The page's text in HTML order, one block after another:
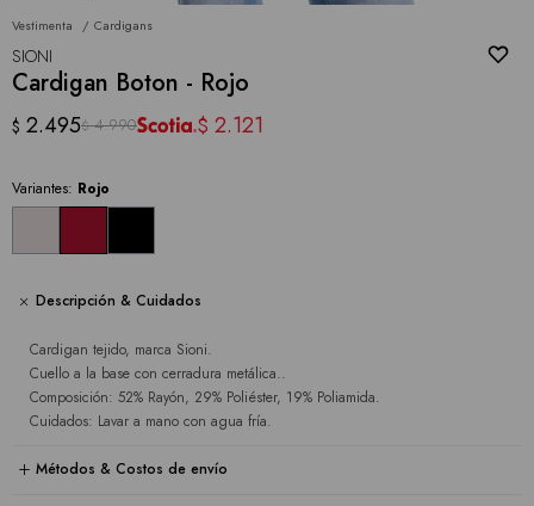
Vestimenta Cardigans
SIONI
Cardigan Boton - Rojo
$ 2.495$ 4.990 $ 2.121
Variantes: Rojo
Descripción & Cuidados
Cardigan tejido, marca Sioni.
Cuello a la base con cerradura metálica..
Composición: 52% Rayón, 29% Poliéster, 19% Poliamida.
Cuidados: Lavar a mano con agua fría.
Métodos & Costos de envío